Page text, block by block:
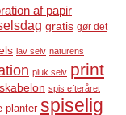
af papir
gratis gør det
lav selv naturens
pluk selv print
skabelon spis efteråret
planter spiselig